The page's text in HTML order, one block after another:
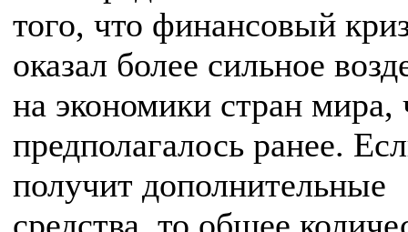
того, что финансовый
оказал более сильное
на экономики стран мира,
предполагалось ранее.
получит дополнительные